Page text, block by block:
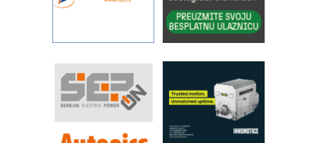
povećavaju pouzdanost hidrauličkih
pouzdanost u transferu fluida
Filtration Group Industrial – Napredna
rešenja za filtraciju u hidrauličkim i
procesnim sistemima
RILINEX kompanije Rittal